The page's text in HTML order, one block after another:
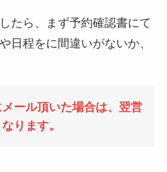
たら、まず予約確認書にて
日程をに間違いがないか、
ール頂いた場合は、翌営
ります。